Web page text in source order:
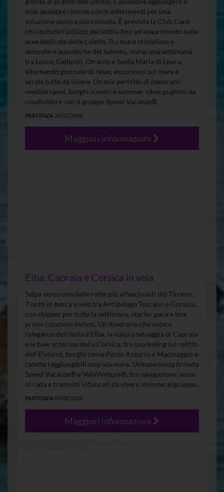
volo andata e ritorno con trasferimenti per una
soluzione ancora più comoda. È prevista la Club Card
che include l’utilizzo dei lettini fino ad esaurimento nelle
aree dedicate delle calette. Tra mare cristallino e
atmosfere autentiche del Salento, vivrai una settimana
tra Lecce, Gallipoli, Otranto e Santa Maria di Leuca,
alternando giornate di relax, escursioni sul mare e
serate tutte da vivere. Un mix perfetto di panorami
mediterranei, borghi iconici e summer vibes pugliesi da
condividere con il gruppo Speed Vacanze®.
PARTENZA 26/07/2026
Maggiori informazioni
Elba, Capraia e Corsica in vela
Salpa verso una delle rotte più affascinanti del Tirreno:
7 notti in barca a vela tra Arcipelago Toscano e Corsica,
con skipper per tutta la settimana, starter pack e box
prime colazioni inclusi. Un itinerario che unisce
l’eleganza dell’Isola d’Elba, la natura selvaggia di Capraia
e le baie scoscese della Corsica, tra snorkeling sul relitto
dell’Elviscot, borghi come Porto Azzurro e Macinaggio e
calette raggiungibili solo via mare. Un’esperienza firmata
Speed Vacanze® e VelaVenture®, tra navigazione, soste
in rada e tramonti infuocati da vivere insieme al gruppo.
PARTENZA 01/08/2026
Maggiori informazioni